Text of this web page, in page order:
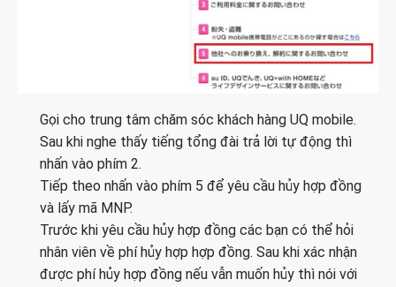
Gọi cho trung tâm chăm sóc khách hàng UQ mobile.
Sau khi nghe thấy tiếng tổng đài trả lời tự động thì
nhấn vào phím 2.
Tiếp theo nhấn vào phím 5 để yêu cầu hủy hợp đồng
và lấy mã MNP.
Trước khi yêu cầu hủy hợp đồng các bạn có thể hỏi
nhân viên về phí hủy hợp hợp đồng. Sau khi xác nhận
được phí hủy hợp đồng nếu vẫn muốn hủy thì nói với